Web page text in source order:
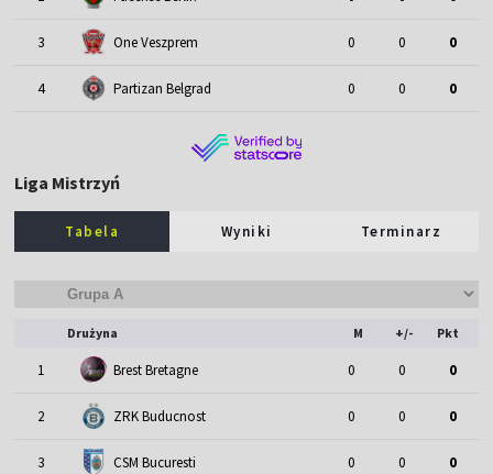
3 One Veszprem 0 0 0
4 Partizan Belgrad 0 0 0
Liga Mistrzyń
Tabela Wyniki Terminarz
Drużyna M +/- Pkt
1 Brest Bretagne 0 0 0
2 ZRK Buducnost 0 0 0
3 CSM Bucuresti 0 0 0